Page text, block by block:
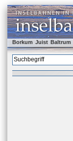
Borkum Juist Baltrum